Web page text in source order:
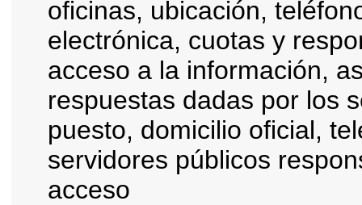
oficinas, ubicación,
electrónica, cuotas y
acceso a la información,
respuestas dadas por los
puesto, domicilio oficial,
servidores públicos
acceso